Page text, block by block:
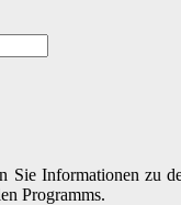
Sie Informationen zu
Programms.